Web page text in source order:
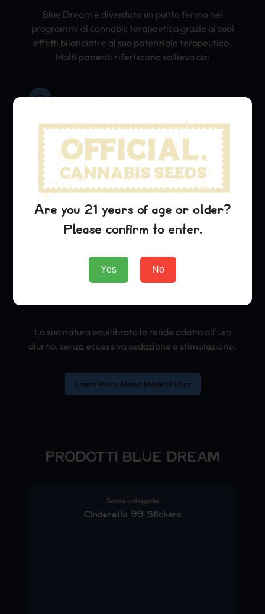
Blue Dream è diventato un punto fermo nei
programmi di cannabis terapeutica grazie ai suoi
effetti bilanciati e al suo potenziale terapeutico.
Molti pazienti riferiscono sollievo da:
Stress e ansia
Dolore da lieve a moderato
Depressione e disturbi dell'umore
Infiammazione
La sua natura equilibrata lo rende adatto all'uso
diurno, senza eccessiva sedazione o stimolazione.
Learn More About Medical Uses
PRODOTTI BLUE DREAM
Senza categoria
Cinderella 99 Stickers
Are you 21 years of age or older?
Please confirm to enter.
Yes No